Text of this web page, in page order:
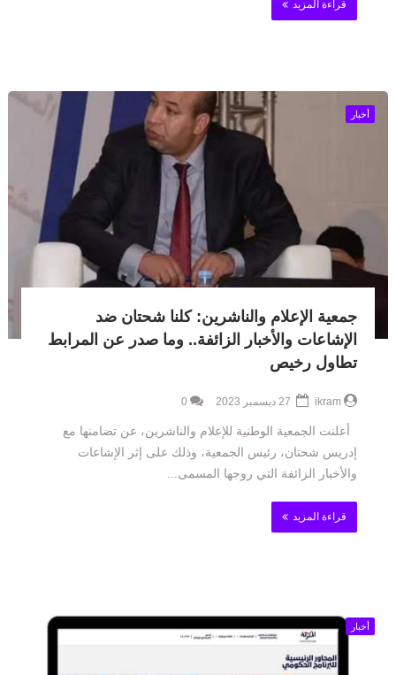
قراءة المزيد
أخبار
جمعية الإعلام والناشرين: كلنا شحتان ضد
الإشاعات والأخبار الزائفة.. وما صدر عن المرابط
تطاول رخيص
ikram
0
أعلنت الجمعية الوطنية للإعلام والناشرين، عن تضامنها مع
إدريس شحتان، رئيس الجمعية، وذلك على إثر الإشاعات
والأخبار الزائفة التي روجها المسمى...
قراءة المزيد
أخبار